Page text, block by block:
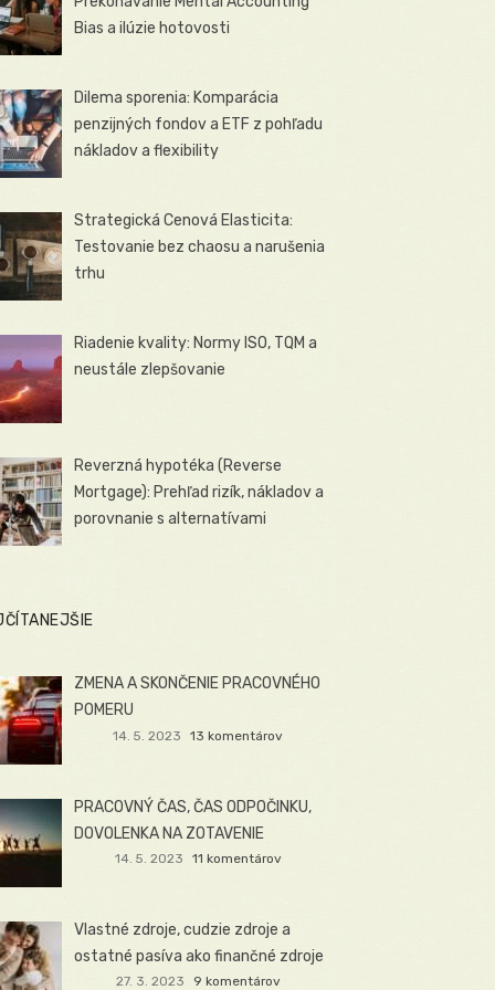
Bias a ilúzie hotovosti
Dilema sporenia: Komparácia
penzijných fondov a ETF z pohľadu
nákladov a flexibility
Strategická Cenová Elasticita:
Testovanie bez chaosu a narušenia
trhu
Riadenie kvality: Normy ISO, TQM a
neustále zlepšovanie
Reverzná hypotéka (Reverse
Mortgage): Prehľad rizík, nákladov a
porovnanie s alternatívami
ZMENA A SKONČENIE PRACOVNÉHO
POMERU
14. 5. 2023 13 komentárov
PRACOVNÝ ČAS, ČAS ODPOČINKU,
DOVOLENKA NA ZOTAVENIE
14. 5. 2023 11 komentárov
Vlastné zdroje, cudzie zdroje a
ostatné pasíva ako finančné zdroje
27. 3. 2023 9 komentárov